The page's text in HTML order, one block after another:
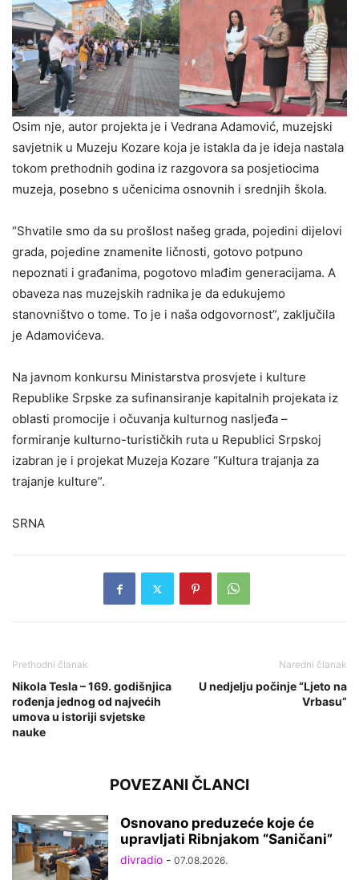
Osim nje, autor projekta je i Vedrana Adamović, muzejski
savjetnik u Muzeju Kozare koja je istakla da je ideja nastala
tokom prethodnih godina iz razgovora sa posjetiocima
muzeja, posebno s učenicima osnovnih i srednjih škola.
“Shvatile smo da su prošlost našeg grada, pojedini dijelovi
grada, pojedine znamenite ličnosti, gotovo potpuno
nepoznati i građanima, pogotovo mlađim generacijama. A
obaveza nas muzejskih radnika je da edukujemo
stanovništvo o tome. To je i naša odgovornost”, zaključila
je Adamovićeva.
Na javnom konkursu Ministarstva prosvjete i kulture
Republike Srpske za sufinansiranje kapitalnih projekata iz
oblasti promocije i očuvanja kulturnog nasljeđa –
formiranje kulturno-turističkih ruta u Republici Srpskoj
izabran je i projekat Muzeja Kozare “Kultura trajanja za
trajanje kulture”.
SRNA
Prethodni članak
Nikola Tesla – 169. godišnjica
rođenja jednog od najvećih
umova u istoriji svjetske
nauke
Naredni članak
U nedjelju počinje “Ljeto na
Vrbasu”
POVEZANI ČLANCI
Osnovano preduzeće koje će
upravljati Ribnjakom “Saničani”
divradio - 07.08.2026.